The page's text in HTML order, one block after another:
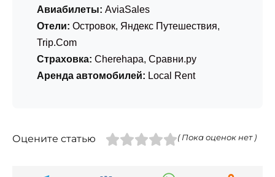
Авиабилеты: AviaSales
Отели: Островок, Яндекс Путешествия,
Trip.Com
Страховка: Cherehapa, Сравни.ру
Аренда автомобилей: Local Rent
Оцените статью ( Пока оценок нет )